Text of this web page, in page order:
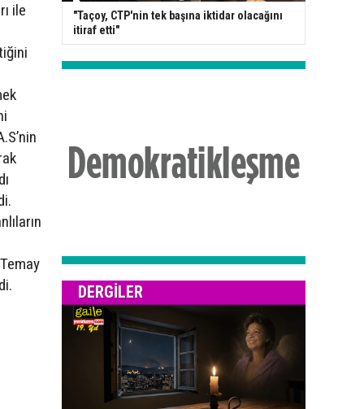
ile
"Taçoy, CTP'nin tek başına iktidar olacağını
itiraf etti"
DERGILER